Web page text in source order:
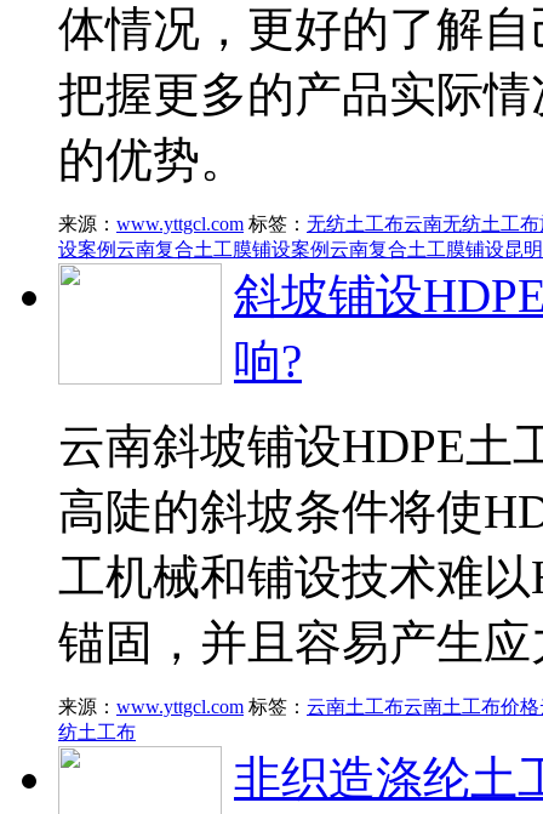
体情况，更好的了解
把握更多的产品实际
的优势。
来源： www.yttgcl.com 标签： 无纺土工布云南无纺土工
设案例云南复合土工膜铺设案例云南复合土工膜铺设昆
斜坡铺设
响?
云南斜坡铺设HDPE土
高陡的斜坡条件将使
工机械和铺设技术难
锚固，并且容易产生
来源： www.yttgcl.com 标签： 云南土工布云南土工布价格
纺土工布
非织造涤纶土